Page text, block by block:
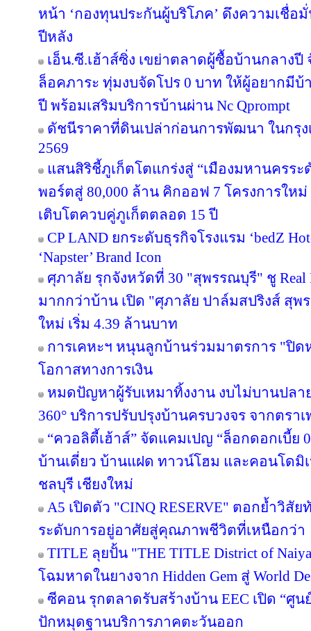
หน้า ‘กองทุนประกันผู้บริโภค’ ดึงความเชื่
ปีหลัง
เอ็น.ซี.เฮ้าส์ซิ่ง เขย่าตลาดผู้ซื้อบ้านกลาง
ล็อคภาระ ทุ่มงบจัดโปร 0 บาท ให้ผู้อยากมีบ้
ปี พร้อมเสริมบริการบ้านผ่าน Nc Qprompt
ดัชนีราคาที่ดินเปล่าก่อนการพัฒนา ในกรุ
2569
แสนสิริชี้ภูเก็ตโตแกร่งสู่ “เมืองมหานครร
พอร์ตสู่ 80,000 ล้าน คิกออฟ 7 โครงการให
เติบโตควบคู่ภูเก็ตตลอด 15 ปี
CP LAND ยกระดับธุรกิจโรงแรม ‘bedZ
‘Napster’ Brand Icon
ศุภาลัย รุกจังหวัดที่ 30 "สุพรรณบุรี" ชู Real
มากกว่าบ้าน เปิด "ศุภาลัย ปาล์มสปริงส์ สุ
ใหม่ เริ่ม 4.39 ล้านบาท
การเคหะฯ หนุนลูกบ้านร่วมมาตรการ "ปิ
โอกาสทางการเงิน
หมดปัญหาผู้รับเหมาทิ้งงาน งบไม่บานปลาย
360° บริการปรับปรุงบ้านครบวงจร จากตรา
“ควอลิตี้เฮ้าส์” จัดแคมเปญ “ล็อกดอกเบี้ย
บ้านเดี่ยว บ้านแฝด ทาวน์โฮม และคอนโดมิ
ชลบุรี เชียงใหม่
A5 เปิดตัว "CINQ RESERVE" ตอกย้ำวิสัย
ระดับการอยู่อาศัยสู่คุณภาพชีวิตที่เหนือกว่า
TITLE ลุยปั้น "THE TITLE District of
โฉมหาดในยางจาก Hidden Gem สู่ World
ซีคอน รุกตลาดรับสร้างบ้าน EEC เปิด “ศู
ปักหมุดฐานบริการภาคตะวันออก